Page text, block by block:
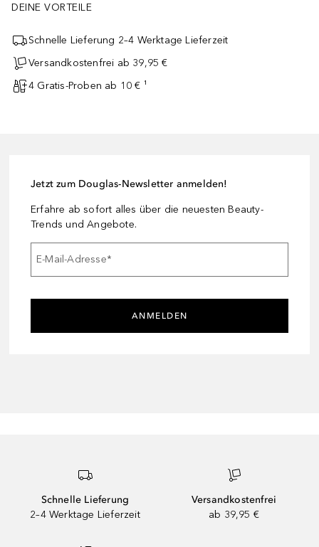
DEINE VORTEILE
Schnelle Lieferung 2–4 Werktage Lieferzeit
Versandkostenfrei ab 39,95 €
4 Gratis-Proben ab 10 € ¹
Jetzt zum Douglas-Newsletter anmelden!
Erfahre ab sofort alles über die neuesten Beauty-
Trends und Angebote.
E-Mail-Adresse*
ANMELDEN
Schnelle Lieferung
2–4 Werktage Lieferzeit
Versandkostenfrei
ab 39,95 €